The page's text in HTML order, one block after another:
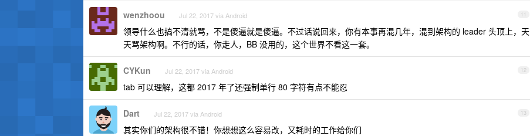
11
wenzhoou Jul 22, 2017 via Android
领导什么也搞不清就骂，不是傻逼就是傻逼。不过话说回来，你有本事再混几年，混到架构的 leader 头顶上，天
天骂架构啊。不行的话，你走人，BB 没用的，这个世界不看这一套。
12
CYKun Jul 22, 2017 via Android
tab 可以理解，这都 2017 年了还强制单行 80 字符有点不能忍
13
Dart Jul 22, 2017 via Android
其实你们的架构很不错！你想想这么容易改，又耗时的工作给你们